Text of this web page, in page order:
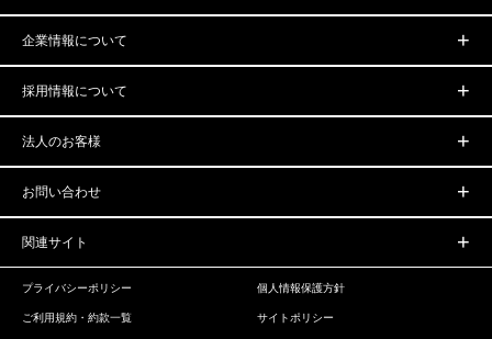
企業情報について
採用情報について
法人のお客様
お問い合わせ
関連サイト
プライバシーポリシー 個人情報保護方針
ご利用規約・約款一覧 サイトポリシー